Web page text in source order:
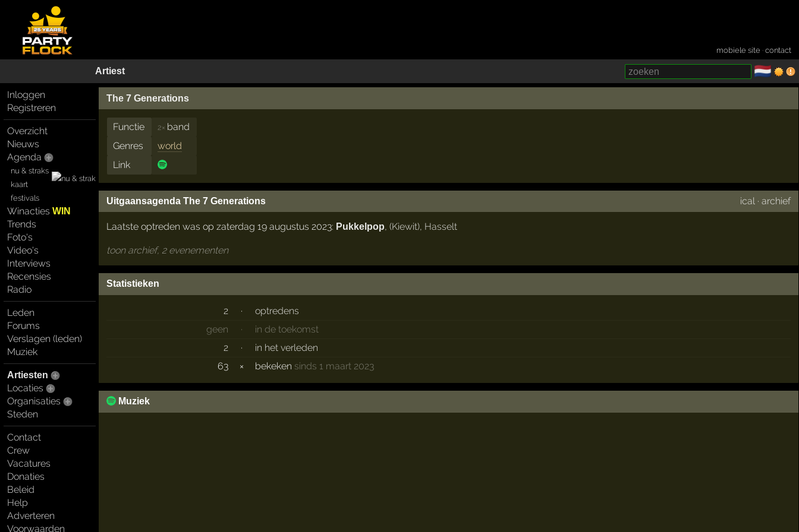
mobiele site ·contact
Artiest 🇳🇱
Inloggen
Registreren
Overzicht
Nieuws
Agenda
nu & straks
kaart
festivals
WinactiesWIN
Trends
Foto's
Video's
Interviews
Recensies
Radio
Leden
Forums
Verslagen (leden)
Muziek
Artiesten
Locaties
Organisaties
Steden
Contact
Crew
Vacatures
Donaties
Beleid
Help
Adverteren
Voorwaarden
The 7 Generations
Functie 2× band
Genres
world
Link
Uitgaansagenda The 7 Generations ical ·archief
Laatste optreden was op zaterdag 19 augustus 2023: Pukkelpop, (Kiewit), Hasselt
toon archief, 2 evenementen
Statistieken
2 ·
optredens
geen
·
in de toekomst
2
·
in het verleden
63
× bekeken sinds 1 maart 2023
Muziek